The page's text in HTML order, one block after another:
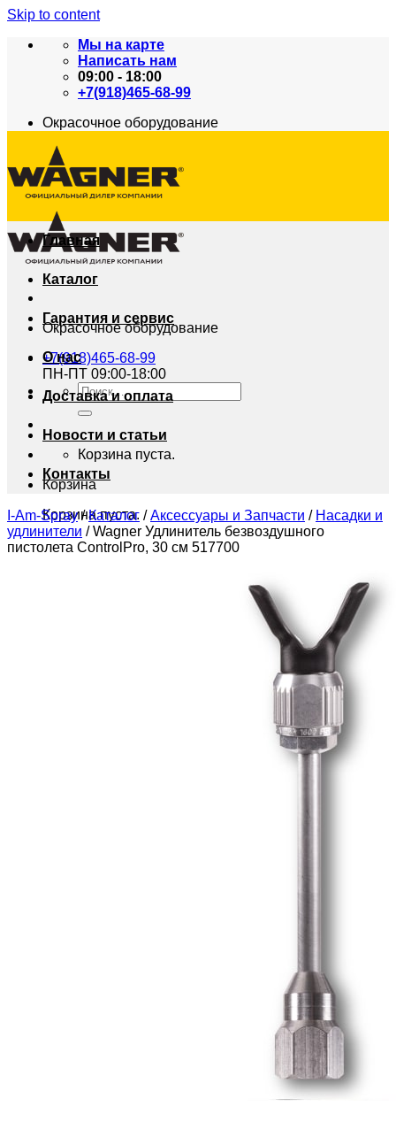
Skip to content
Мы на карте
Написать нам
09:00 - 18:00
+7(918)465-68-99
Окрасочное оборудование
Окрасочное оборудование
+7(918)465-68-99
ПН-ПТ 09:00-18:00
Корзина пуста.
Корзина
Корзина пуста.
Главная
Каталог
Гарантия и сервис
О нас
Доставка и оплата
Новости и статьи
Контакты
I-Am-Spray/Каталог /Аксессуары и Запчасти / Насадки и
удлинители /Wagner Удлинитель безвоздушного
пистолета ControlPro, 30 см 517700